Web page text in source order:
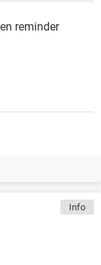
reminder
Info